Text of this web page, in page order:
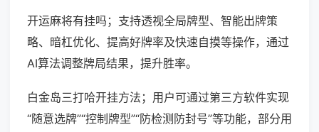
开运麻将有挂吗；支持透视全局牌型、智能出牌策
略、暗杠优化、提高好牌率及快速自摸等操作，通过
AI算法调整牌局结果，提升胜率。
白金岛三打哈开挂方法；用户可通过第三方软件实现
“随意选牌”“控制牌型”“防检测防封号”等功能，部分用